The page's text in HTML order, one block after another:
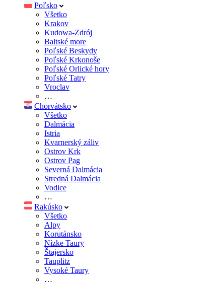
Poľsko
Všetko
Krakov
Kudowa-Zdrój
Baltské more
Poľské Beskydy
Poľské Krkonoše
Poľské Orlické hory
Poľské Tatry
Vroclav
…
Chorvátsko
Všetko
Dalmácia
Istria
Kvarnerský záliv
Ostrov Krk
Ostrov Pag
Severná Dalmácia
Stredná Dalmácia
Vodice
…
Rakúsko
Všetko
Alpy
Korutánsko
Nízke Taury
Štajersko
Tauplitz
Vysoké Taury
…